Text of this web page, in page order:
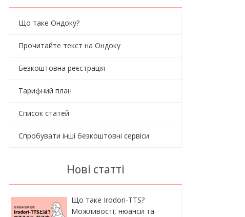
Що таке Ондоку?
Прочитайте текст на Ондоку
Безкоштовна реєстрація
Тарифний план
Список статей
Спробувати інші безкоштовні сервіси
Нові статті
Що таке Irodori-TTS?
Можливості, нюанси та